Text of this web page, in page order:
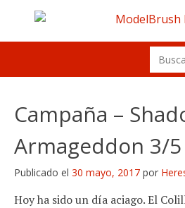
content
Search
for:
Campaña –
Armageddon 3/5
Publicado el 30 mayo, 2017 por
Hoy ha sido un día aciago. El